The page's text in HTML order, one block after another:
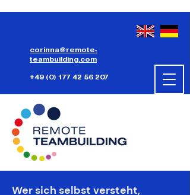
corinna@remote-
teambuilding.com
+49 (0) 177 42 56 207
Wer sich selbst versteht,